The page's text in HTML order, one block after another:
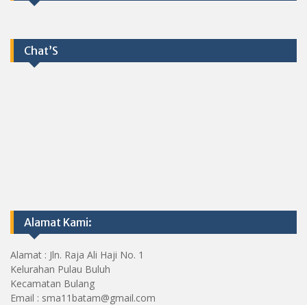
Chat’S
Alamat Kami:
Alamat : Jln. Raja Ali Haji No. 1
Kelurahan Pulau Buluh
Kecamatan Bulang
Email : sma11batam@gmail.com